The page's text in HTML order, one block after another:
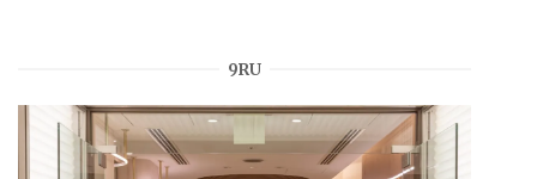
9RU